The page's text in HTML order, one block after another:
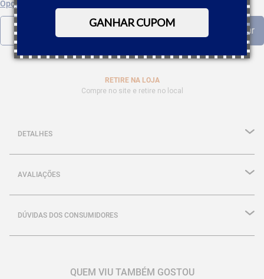
GANHAR CUPOM
Opções de parcelamento
RETIRE NA LOJA
Compre no site e retire no local
DETALHES
AVALIAÇÕES
DÚVIDAS DOS CONSUMIDORES
QUEM VIU TAMBÉM GOSTOU